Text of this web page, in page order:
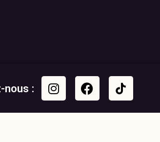
nous :